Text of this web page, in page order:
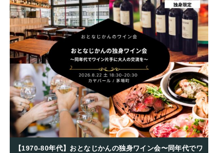
【1970-80年代】おとなじかんの独身ワイン会〜同年代でワ